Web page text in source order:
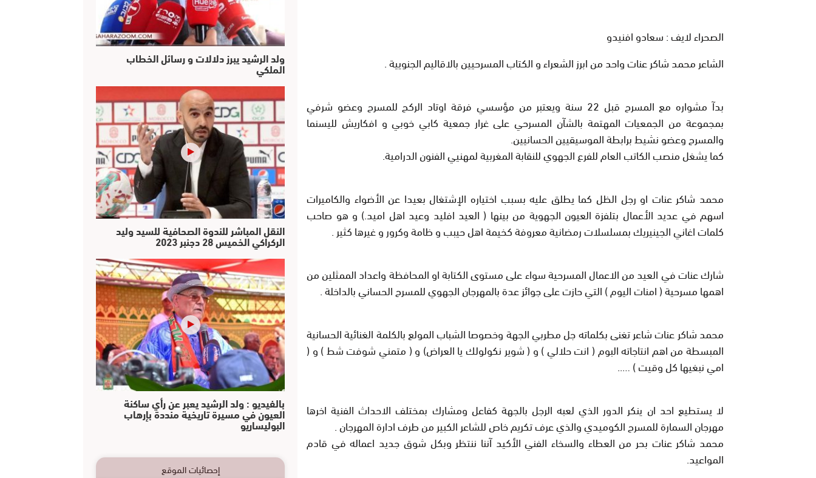
الصحراء لايف : سعادو افنيدو
الشاعر محمد شاكر عنات واحد من ابرز الشعراء و الكتاب المسرحيين بالاقاليم الجنويية .
بدآ مشواره مع المسرح قبل 22 سنة ويعتبر من مؤسسي فرقة اوتاد الركح للمسرح وعضو شرفي
بمجموعة من الجمعيات المهتمة بالشآن المسرحي على غرار جمعية كابي خوبي و افكاريش لليسنما
والمسرح وعضو نشيط برابطة الموسيقيين الحسانيين.
كما يشغل منصب الكاتب العام للفرع الجهوي للنقابة المغربية لمهنيي الفنون الدرامية.
محمد شاكر عنات او رجل الظل كما يطلق عليه بسبب اختياره اﻹشتغال بعيدا عن اﻷضواء والكاميرات
اسهم في عديد اﻷعمال بتلفزة العيون الجهوية من بينها ( العيد افليد وعيد اهل اميد.) و هو صاحب
كلمات اغاني الجينيريك بمسلسلات رمضانية معروفة كخيمة اهل حيبب و ظامة وكرور و غيرها كثير .
شارك عنات في العيد من الاعمال المسرحية سواء على مستوى الكتابة او المحافظة واعداد الممثلين من
اهمها مسرحية ( امنات اليوم ) التي حازت على جوائز عدة بالمهرجان الجهوي للمسرح الحساني بالداخلة .
محمد شاكر عنات شاعر تغنى بكلماته جل مطربي الجهة وخصوصا الشباب المولع بالكلمة الغنائية الحسانية
المبسطة من اهم انتاجاته البوم ( انت حلالي ) و ( شوير نكولولك يا العراض) و ( متمني شوفت شط ) و (
امي نبغيها كل وقيت ) …..
لا يستطيع احد ان ينكر الدور الذي لعبه الرجل بالجهة كفاعل ومشارك بمختلف الاحداث الفنية اخرها
مهرجان السمارة للمسرح الكوميدي والذي عرف تكريم خاص للشاعر الكبير من طرف ادارة المهرجان .
محمد شاكر عنات بحر من العطاء والسخاء الفني اﻷكيد آننا ننتظر وبكل شوق جديد اعماله في قادم
المواعيد.
ولد الرشيد يبرز دلالات و رسائل الخطاب
الملكي
النقل المباشر للندوة الصحافية للسيد وليد
الركراكي الخميس 28 دجنبر 2023
بالفيديو : ولد الرشيد يعبر عن رأي ساكنة
العيون في مسيرة تاريخية منددة بإرهاب
البوليساريو
إحصائيات الموقع